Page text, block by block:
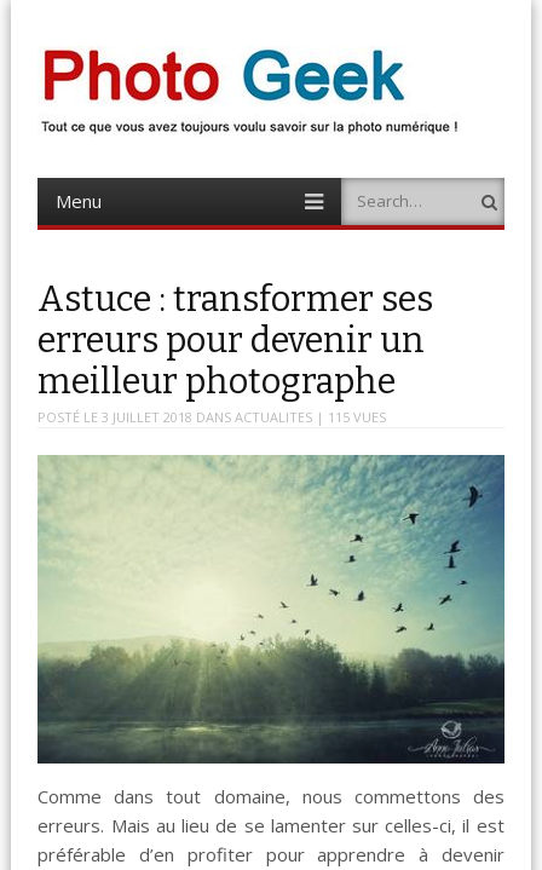
Photo Geek
Menu
content
Search
Astuce : transformer ses
erreurs pour devenir un
meilleur photographe
POSTÉ LE3 JUILLET 2018 DANSACTUALITES | 115 VUES
Comme dans tout domaine, nous commettons des
erreurs. Mais au lieu de se lamenter sur celles-ci, il est
préférable d’en profiter pour apprendre à devenir